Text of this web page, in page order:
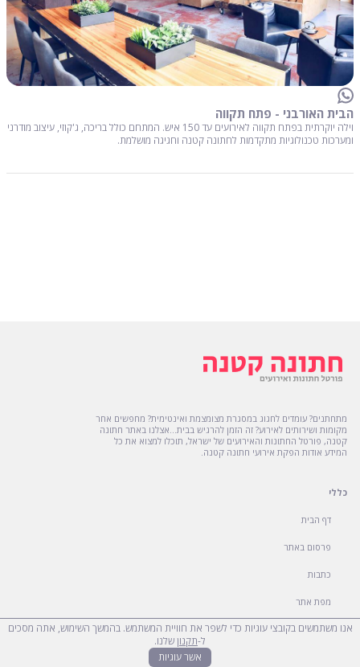
הבית האורבני - פתח תקווה
וילה יוקרתית בפתח תקווה לאירועים עד 150 איש. המתחם כולל בריכה, ג'קוזי, עיצוב מודרני
ומערכות טכנולוגיות מתקדמות לחתונה קטנה וחגיגה מושלמת.
מתחתנים? עומדים לחגוג במסגרת מצומצמת ואינטימית? מחפשים אחר
מקומות ושירותים לאירוע? זה הזמן להרגיש בבית...אצלנו באתר חתונה
קטנה, פורטל החתונות והאירועים של ישראל, תוכלו למצוא את כל
המידע אודות הפקת אירועי חתונה קטנה.
כללי
דף הבית
פרסום באתר
כתבות
מפת אתר
הצהרת נגישות
אנו משתמשים בקובצי עוגיות כדי לשפר את חוויית המשתמש. בהמשך השימוש, אתה מסכים
ל-תקנוןשלנו.
אשר עוגיות